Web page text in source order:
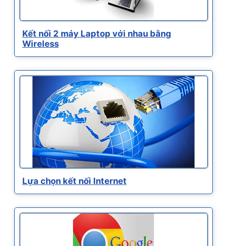
Kết nối 2 máy Laptop với nhau bằng
Wireless
Lựa chọn kết nối Internet